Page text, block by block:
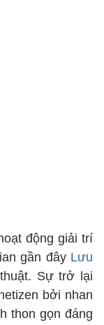
động giải trí
gần đây Lưu
Sự trở lại
bởi nhan
thon gọn đáng